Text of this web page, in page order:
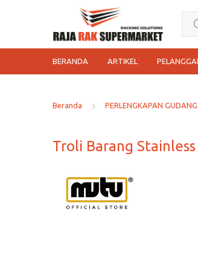
BERANDA ARTIKEL
Beranda PERLENGKAPAN GUDANG
Troli Barang